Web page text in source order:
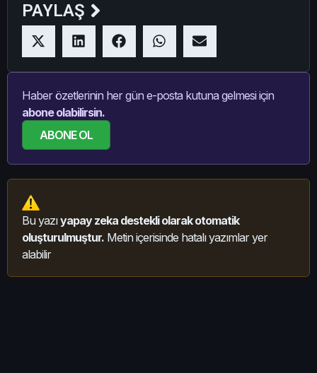
PAYLAŞ
Haber özetlerinin her gün e-posta kutuna gelmesi için
abone olabilirsin.
ABONE OL
Bu yazıyapay zeka destekli olarak otomatik
oluşturulmuştur. Metin içerisinde hatalı yazımlar yer
alabilir